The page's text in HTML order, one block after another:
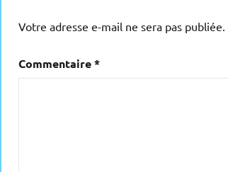
Votre adresse e-mail ne sera pas publiée.
Commentaire*